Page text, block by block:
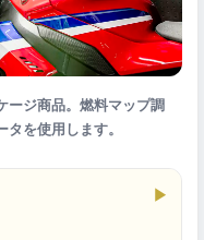
ージ商品。燃料マップ調
を使用します。
▶